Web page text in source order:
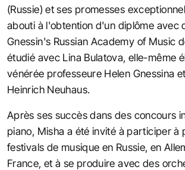
(Russie) et ses promesses
abouti à l'obtention d'un diplôme avec
Gnessin's Russian Academy of Music
étudié avec Lina Bulatova, elle-même
vénérée professeure Helen Gnessina
Heinrich Neuhaus.
Après ses succès dans des concours
piano, Misha a été invité à participer à
festivals de musique en Russie, en
France, et à se produire avec des